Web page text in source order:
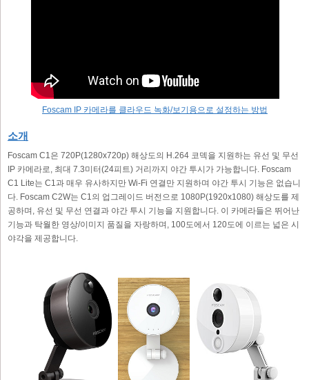
Foscam IP 카메라를 클라우드 녹화/보기용으로 설정하는 방법
소개
Foscam C1은 720P(1280x720p) 해상도의 H.264 코덱을 지원하는 유선 및 무선
IP 카메라로, 최대 7.3미터(24피트) 거리까지 야간 투시가 가능합니다. Foscam
C1 Lite는 C1과 매우 유사하지만 Wi-Fi 연결만 지원하며 야간 투시 기능은 없습니
다. Foscam C2W는 C1의 업그레이드 버전으로 1080P(1920x1080) 해상도를 제
공하며, 유선 및 무선 연결과 야간 투시 기능을 지원합니다. 이 카메라들은 뛰어난
기능과 탁월한 영상/이미지 품질을 자랑하며, 100도에서 120도에 이르는 넓은 시
야각을 제공합니다.